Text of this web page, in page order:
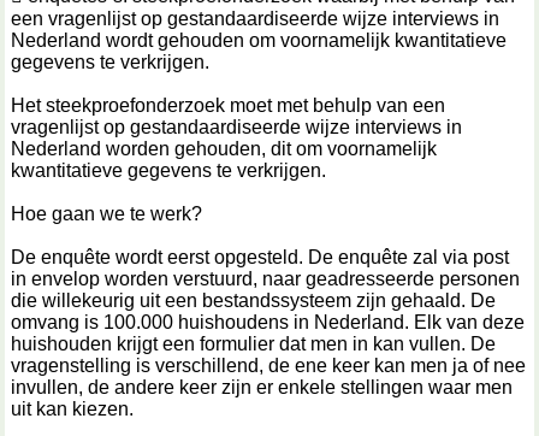
een vragenlijst op gestandaardiseerde wijze interviews in
Nederland wordt gehouden om voornamelijk kwantitatieve
gegevens te verkrijgen.
Het steekproefonderzoek moet met behulp van een
vragenlijst op gestandaardiseerde wijze interviews in
Nederland worden gehouden, dit om voornamelijk
kwantitatieve gegevens te verkrijgen.
Hoe gaan we te werk?
De enquête wordt eerst opgesteld. De enquête zal via post
in envelop worden verstuurd, naar geadresseerde personen
die willekeurig uit een bestandssysteem zijn gehaald. De
omvang is 100.000 huishoudens in Nederland. Elk van deze
huishouden krijgt een formulier dat men in kan vullen. De
vragenstelling is verschillend, de ene keer kan men ja of nee
invullen, de andere keer zijn er enkele stellingen waar men
uit kan kiezen.